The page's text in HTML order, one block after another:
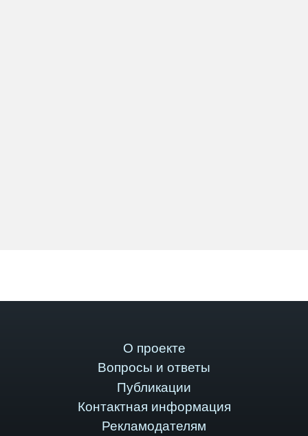
О проекте
Вопросы и ответы
Публикации
Контактная информация
Рекламодателям